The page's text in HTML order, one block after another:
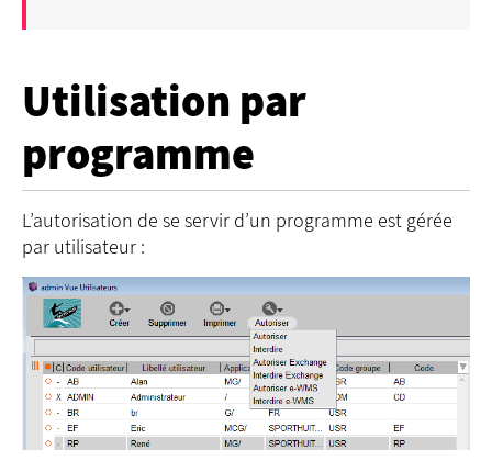
Utilisation par
programme
L’autorisation de se servir d’un programme est gérée
par utilisateur :